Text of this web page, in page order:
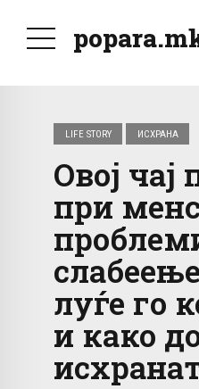
LIFE STORY ИСХРАНА
Овој чај
при
луѓе го
и како